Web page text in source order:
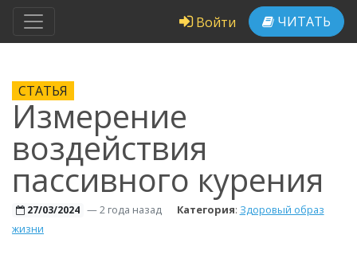
Войти ЧИТАТЬ
СТАТЬЯ
Измерение
воздействия
пассивного курения
27/03/2024 —2 года назад Категория: Здоровый образ
жизни